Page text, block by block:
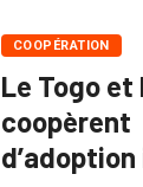
COOPÉRATION
Le Togo
coopèrent